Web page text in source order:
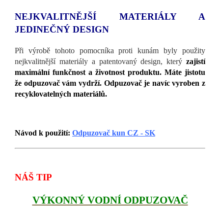
NEJKVALITNĚJŠÍ MATERIÁLY A
JEDINEČNÝ DESIGN
Při výrobě tohoto pomocníka proti kunám byly použity
nejkvalitnější materiály a patentovaný design, který zajistí
maximální funkčnost a životnost produktu. Máte jistotu
že odpuzovač vám vydrží. Odpuzovač je navíc vyroben z
recyklovatelných materiálů.
Návod k použití: Odpuzovač kun CZ - SK
NÁŠ TIP
VÝKONNÝ VODNÍ ODPUZOVAČ